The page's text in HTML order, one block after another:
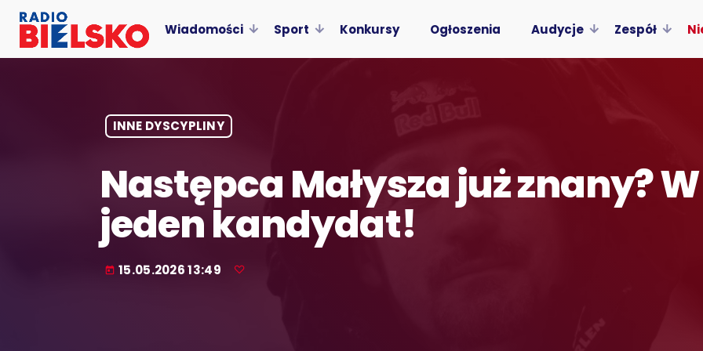
Wiadomości Sport Konkursy Ogłoszenia Audycje Zespół
INNE DYSCYPLINY
Następca Małysza już znany?
jeden kandydat!
today 15.05.2026 13:49